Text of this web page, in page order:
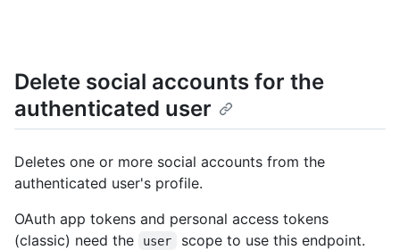
Delete social accounts for the
authenticated user
Deletes one or more social accounts from the
authenticated user's profile.
OAuth app tokens and personal access tokens
(classic) need the
user scope to use this endpoint.